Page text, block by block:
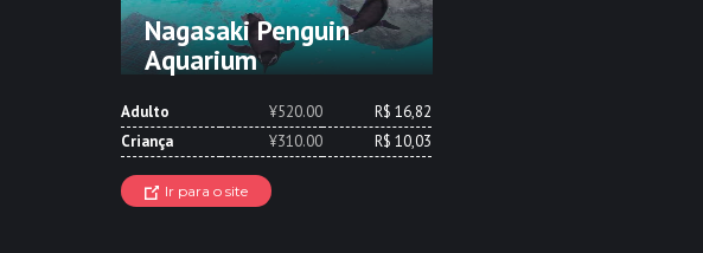
Nagasaki Penguin
Aquarium
Adulto ¥520.00
R$ 16,82
Criança
¥310.00 R$ 10,03
Ir para o site